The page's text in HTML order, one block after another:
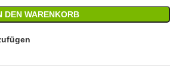
DEN WARENKORB